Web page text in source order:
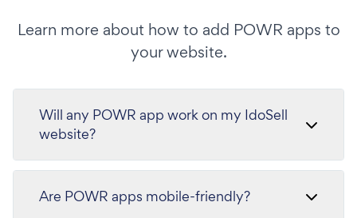
Learn more about how to add POWR apps to
your website.
Will any POWR app work on my IdoSell
website?
Are POWR apps mobile-friendly?